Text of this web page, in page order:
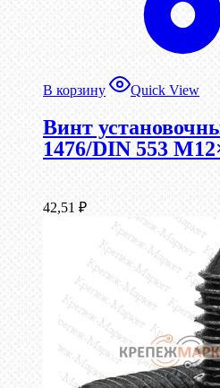
В корзину Quick View
Винт
1476/DIN 553
42,51 ₽